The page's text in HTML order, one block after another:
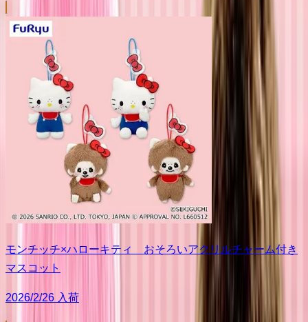
モンチッチ×ハローキティ おそろいアクリルチャーム付き
マスコット
2026/2/26 入荷